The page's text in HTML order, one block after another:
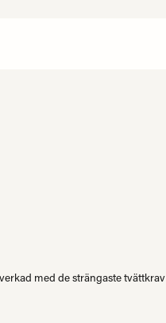
med de strängaste tvättkrav